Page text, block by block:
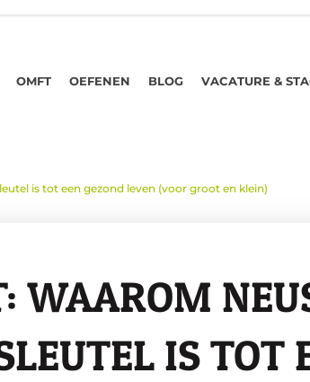
OMFT OEFENEN BLOG VACATURE &
is tot een gezond leven (voor groot en klein)
WAAR­OM
IS TOT